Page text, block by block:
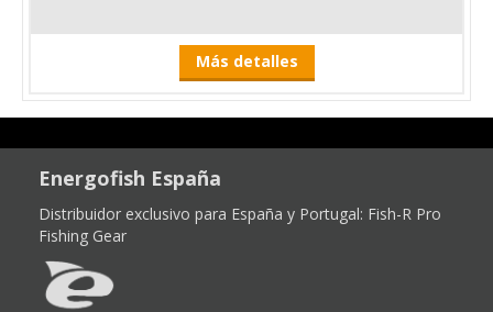
Más detalles
Energofish España
Distribuidor exclusivo para España y Portugal: Fish-R Pro
Fishing Gear